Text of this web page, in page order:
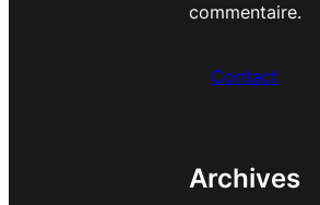
commentaire.
Contact
Archives